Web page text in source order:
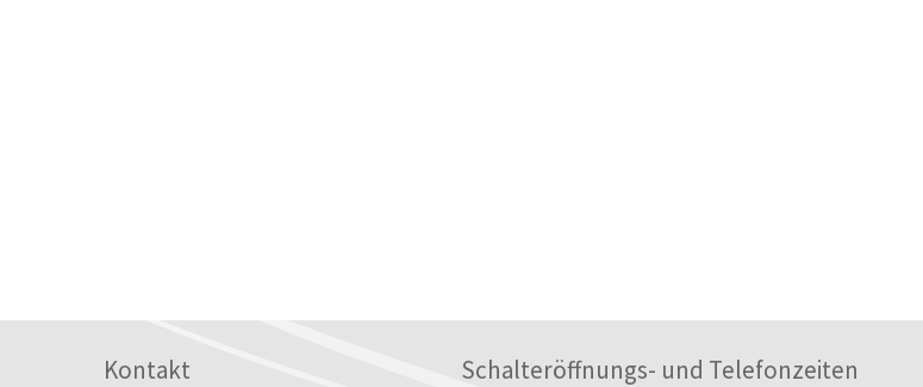
Footer
Kontakt Schalteröffnungs- und Telefonzeiten